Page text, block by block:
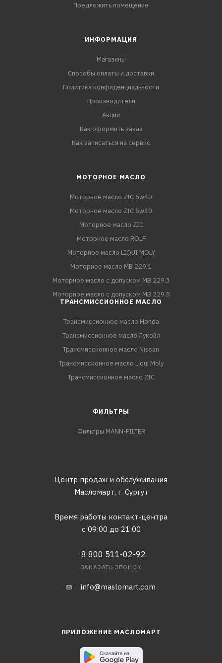
Предложить помещение
ИНФОРМАЦИЯ
Магазины
Способы оплаты и доставки
Политика конфиденциальности
Производители
Акции
Как оформить заказ
Как записаться на сервис
МОТОРНОЕ МАСЛО
Моторное масло ZIC 5w40
Моторное масло ZIC 5w30
Моторное масло ZIC
Моторное масло ROLF
Моторное масло LIQUI MOLY
Моторное масло MB 229.1
Моторное масло с допуском MB 229.3
Моторное масло с допуском MB 229.5
ТРАНСМИССИОННОЕ МАСЛО
Трансмиссионное масло Honda
Трансмиссионное масло Лукойл
Трансмиссионное масло Nissan
Трансмиссионное масло Liqui Moly
Трансмиссионное масло ZIC
ФИЛЬТРЫ
Фильтры MANN-FILTER
Центр продаж и обслуживания
Масломарт, г. Сургут
Время работы контакт-центра
с 09:00 до 21:00
8 800 511-02-92
ЗАКАЗАТЬ ЗВОНОК
info@maslomart.com
ПРИЛОЖЕНИЕ МАСЛОМАРТ